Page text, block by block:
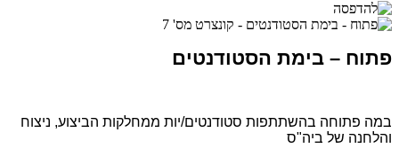
פתוח – בימת הסטודנטים
במה פתוחה בהשתתפות סטודנטים/יות ממחלקות הביצוע, ניצוח
והלחנה של ביה"ס